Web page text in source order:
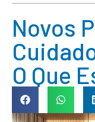
Novos
O Que